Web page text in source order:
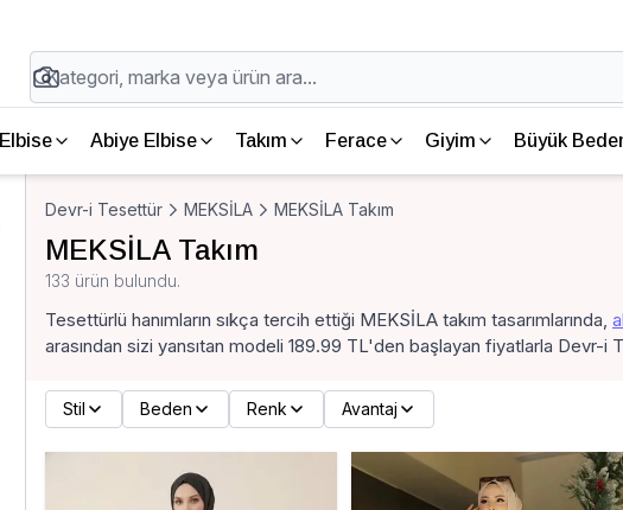
Elbise Abiye Elbise Takım Ferace Giyim Büyük
Devr-i Tesettür MEKSİLA MEKSİLA Takım
MEKSİLA Takım
133 ürün bulundu.
Tesettürlü hanımların sıkça tercih ettiği MEKSİLA takım tasarımlarında,
arasından sizi yansıtan modeli 189.99 TL'den başlayan fiyatlarla Devr-i
Stil Beden Renk Avantaj